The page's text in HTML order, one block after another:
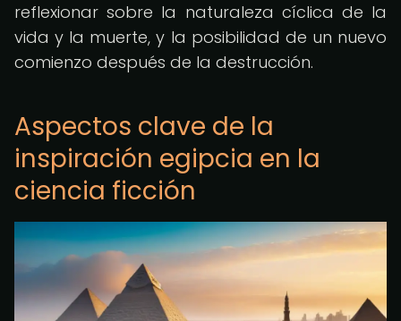
reflexionar sobre la naturaleza cíclica de la
vida y la muerte, y la posibilidad de un nuevo
comienzo después de la destrucción.
Aspectos clave de la
inspiración egipcia en la
ciencia ficción